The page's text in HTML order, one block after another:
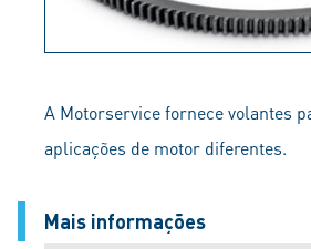
A Motorservice fornece volantes
aplicações de motor diferentes.
Mais informações